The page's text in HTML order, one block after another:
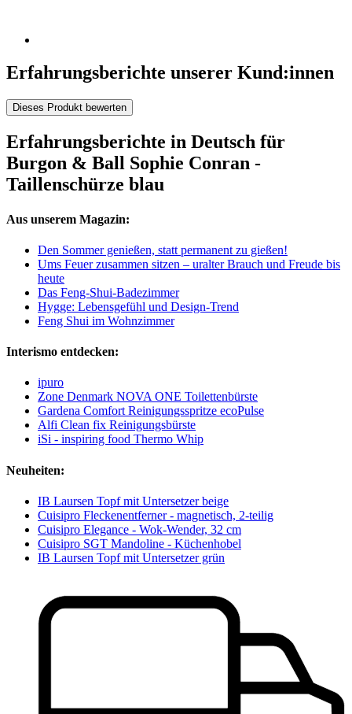
Erfahrungsberichte unserer Kund:innen
Dieses Produkt bewerten
Erfahrungsberichte in Deutsch für
Burgon & Ball Sophie Conran -
Taillenschürze blau
Aus unserem Magazin:
Den Sommer genießen, statt permanent zu gießen!
Ums Feuer zusammen sitzen – uralter Brauch und Freude bis
heute
Das Feng-Shui-Badezimmer
Hygge: Lebensgefühl und Design-Trend
Feng Shui im Wohnzimmer
Interismo entdecken:
ipuro
Zone Denmark NOVA ONE Toilettenbürste
Gardena Comfort Reinigungsspritze ecoPulse
Alfi Clean fix Reinigungsbürste
iSi - inspiring food Thermo Whip
Neuheiten:
IB Laursen Topf mit Untersetzer beige
Cuisipro Fleckenentferner - magnetisch, 2-teilig
Cuisipro Elegance - Wok-Wender, 32 cm
Cuisipro SGT Mandoline - Küchenhobel
IB Laursen Topf mit Untersetzer grün